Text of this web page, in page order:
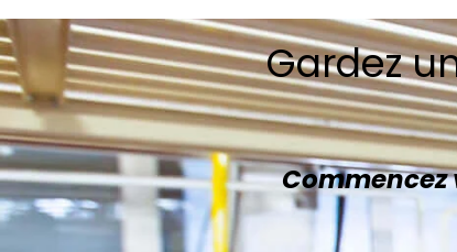
Gardez